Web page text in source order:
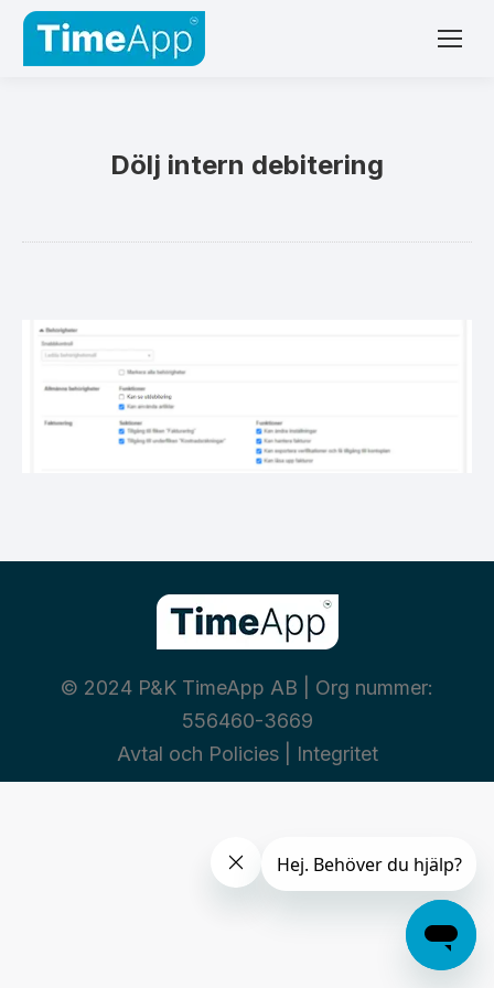
Dölj intern debitering
© 2024 P&K TimeApp AB | Org nummer:
556460-3669
Avtal och Policies| Integritet